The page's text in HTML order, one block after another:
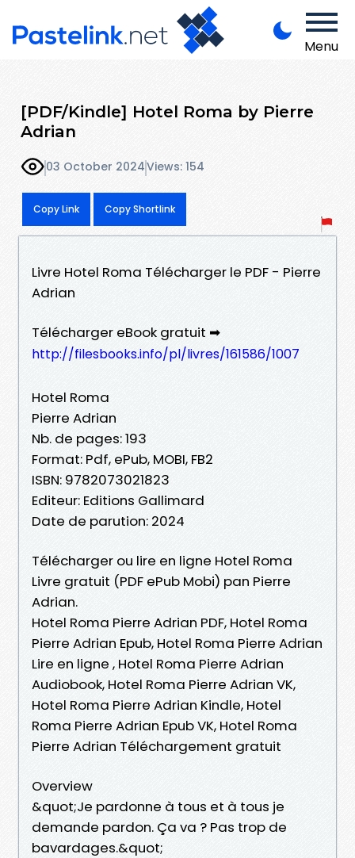
Menu
[PDF/Kindle] Hotel Roma by Pierre
Adrian
03 October 2024Views: 154
Copy Link Copy Shortlink
Livre Hotel Roma Télécharger le PDF - Pierre
Adrian
Télécharger eBook gratuit ➡
http://filesbooks.info/pl/livres/161586/1007
Hotel Roma
Pierre Adrian
Nb. de pages: 193
Format: Pdf, ePub, MOBI, FB2
ISBN: 9782073021823
Editeur: Editions Gallimard
Date de parution: 2024
Télécharger ou lire en ligne Hotel Roma
Livre gratuit (PDF ePub Mobi) pan Pierre
Adrian.
Hotel Roma Pierre Adrian PDF, Hotel Roma
Pierre Adrian Epub, Hotel Roma Pierre Adrian
Lire en ligne , Hotel Roma Pierre Adrian
Audiobook, Hotel Roma Pierre Adrian VK,
Hotel Roma Pierre Adrian Kindle, Hotel
Roma Pierre Adrian Epub VK, Hotel Roma
Pierre Adrian Téléchargement gratuit
Overview
&quot;Je pardonne à tous et à tous je
demande pardon. Ça va ? Pas trop de
bavardages.&quot;